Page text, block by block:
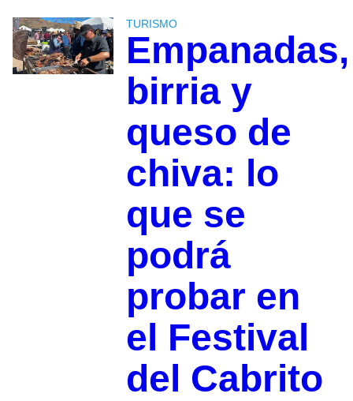
TURISMO
Empanadas,
birria y
queso de
chiva: lo
que se
podrá
probar en
el Festival
del Cabrito